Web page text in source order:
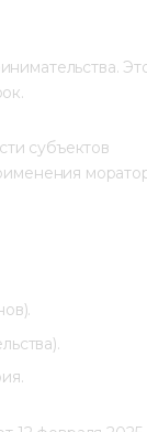
субъектов